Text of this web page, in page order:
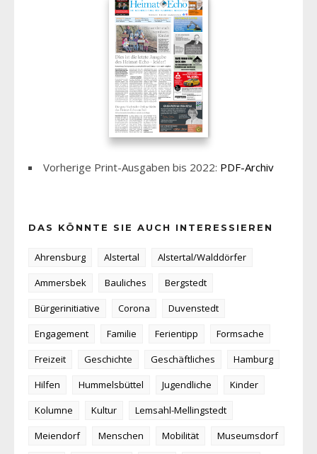
Vorherige Print-Ausgaben bis 2022: PDF-Archiv
DAS KÖNNTE SIE AUCH INTERESSIEREN
Ahrensburg Alstertal
Alstertal/Walddörfer
Ammersbek
Bauliches
Bergstedt
Bürgerinitiative
Corona
Duvenstedt
Engagement
Familie Ferientipp
Formsache
Freizeit
Geschichte Geschäftliches
Hamburg
Hilfen
Hummelsbüttel Jugendliche
Kinder
Kolumne
Kultur
Lemsahl-Mellingstedt
Meiendorf
Menschen Mobilität
Museumsdorf